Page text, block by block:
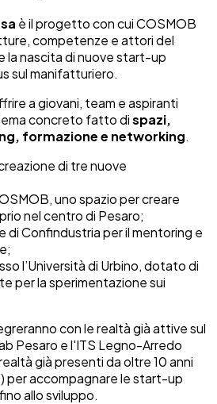
è il progetto con cui COSMOB
competenze e attori del
la nascita di nuove start-up
sul manifatturiero.
a giovani, team e aspiranti
concreto fatto dispazi,
formazione e networking.
di tre nuove
uno spazio per creare
nel centro di Pesaro;
di Confindustria per il mentoring e
l’Università di Urbino, dotato di
per la sperimentazione sui
con le realtà già attive sul
Pesaro e l'ITS Legno-Arredo
già presenti da oltre 10 anni
per accompagnare le start-up
allo sviluppo.